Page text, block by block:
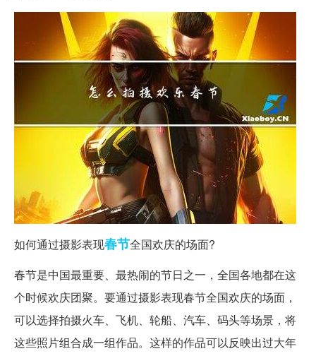
如何通过摄影表现春节全国欢庆的场面?
春节是中国最重要、最热闹的节日之一，全国各地都在这
个时候欢庆团聚。要通过摄影表现春节全国欢庆的场面，
可以选择拍摄火车、飞机、轮船、汽车、码头等场景，将
这些照片组合成一组作品。这样的作品可以反映出过大年